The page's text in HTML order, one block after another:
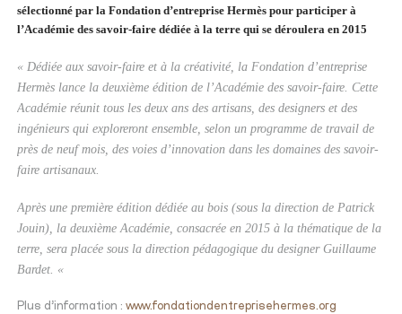
sélectionné par la Fondation d’entreprise Hermès pour participer à
l’Académie des savoir-faire dédiée à la terre qui se déroulera en 2015
« Dédiée aux savoir-faire et à la créativité, la Fondation d’entreprise
Hermès lance la deuxième édition de l’Académie des savoir-faire. Cette
Académie réunit tous les deux ans des artisans, des designers et des
ingénieurs qui exploreront ensemble, selon un programme de travail de
près de neuf mois, des voies d’innovation dans les domaines des savoir-
faire artisanaux.
Après une première édition dédiée au bois (sous la direction de Patrick
Jouin), la deuxième Académie, consacrée en 2015 à la thématique de la
terre, sera placée sous la direction pédagogique du designer Guillaume
Bardet. «
Plus d’information : www.fondationdentreprisehermes.org